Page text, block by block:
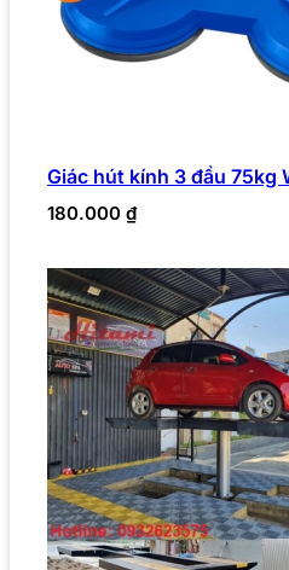
Giác hút kính 3 đầu 75kg
180.000 ₫